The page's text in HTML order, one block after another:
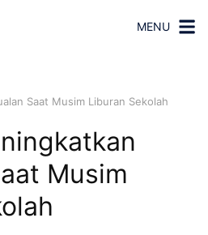
MENU
Saat Musim Liburan Sekolah
Musim